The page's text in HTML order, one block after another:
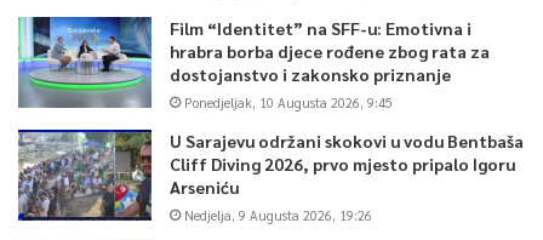
Film “Identitet” na SFF-u: Emotivna i
hrabra borba djece rođene zbog rata za
dostojanstvo i zakonsko priznanje
Ponedjeljak, 10 Augusta 2026, 9:45
U Sarajevu održani skokovi u vodu Bentbaša
Cliff Diving 2026, prvo mjesto pripalo Igoru
Arseniću
Nedjelja, 9 Augusta 2026, 19:26